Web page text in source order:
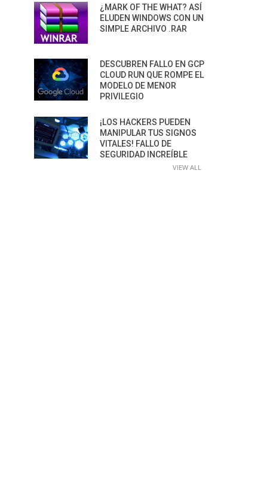
¿MARK OF THE WHAT? ASÍ
ELUDEN WINDOWS CON UN
SIMPLE ARCHIVO .RAR
DESCUBREN FALLO EN GCP
CLOUD RUN QUE ROMPE EL
MODELO DE MENOR
PRIVILEGIO
¡LOS HACKERS PUEDEN
MANIPULAR TUS SIGNOS
VITALES! FALLO DE
SEGURIDAD INCREÍBLE
VIEW ALL